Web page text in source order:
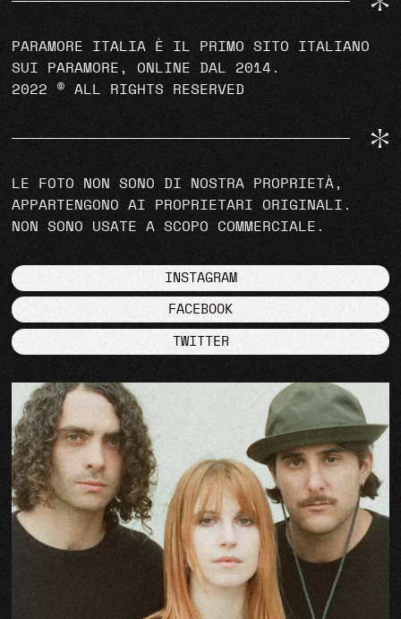
PARAMORE ITALIA È IL PRIMO SITO ITALIANO
SUI PARAMORE, ONLINE DAL 2014.
2022 © ALL RIGHTS RESERVED
LE FOTO NON SONO DI NOSTRA PROPRIETÀ,
APPARTENGONO AI PROPRIETARI ORIGINALI.
NON SONO USATE A SCOPO COMMERCIALE.
INSTAGRAM
FACEBOOK
TWITTER